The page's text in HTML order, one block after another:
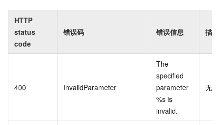
HTTP
status
code
错误码 错误信息 描述
400 InvalidParameter
The
specified
parameter
%s is
invalid.
无